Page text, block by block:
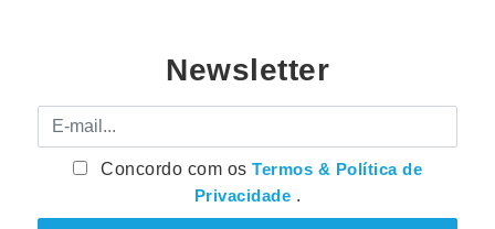
Newsletter
E-mail
Concordo com osTermos & Política de
Privacidade .